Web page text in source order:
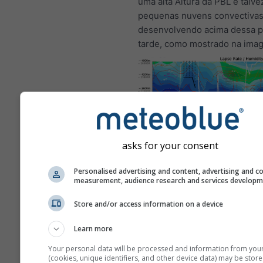
pequenas nuvens
desenvolvendo acima dessa
tarde, como mostrado na
condições de voo, como
(Namíbia), um dos melhores
possível encontrar padrões
asks for your consent
Personalised advertising and content, advertising and
measurement, audience research and services
Store and/or access information on a device
Learn more
Your personal data will be processed and information from
(cookies, unique identifiers, and other device data) may be